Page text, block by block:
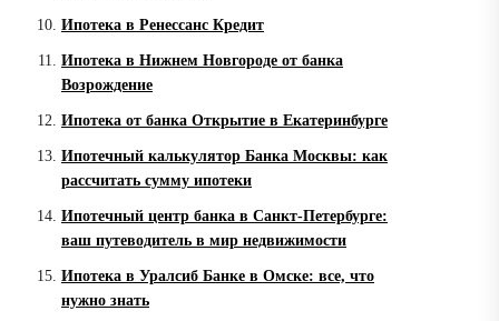
Ипотека в Ренессанс Кредит
Ипотека в Нижнем Новгороде от банка
Возрождение
Ипотека от банка Открытие в Екатеринбурге
Ипотечный калькулятор Банка Москвы: как
рассчитать сумму ипотеки
Ипотечный центр банка в Санкт-Петербурге:
ваш путеводитель в мир недвижимости
Ипотека в Уралсиб Банке в Омске: все, что
нужно знать